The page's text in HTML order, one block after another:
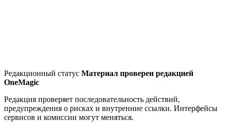
Редакционный статус Материал проверен редакцией
OneMagic
Редакция проверяет последовательность действий,
предупреждения о рисках и внутренние ссылки. Интерфейсы
сервисов и комиссии могут меняться.